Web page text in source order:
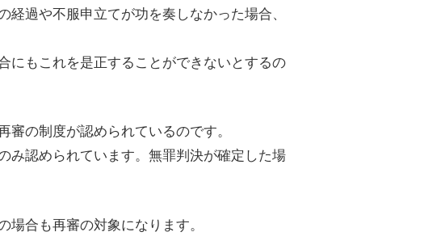
過や不服申立てが功を奏しなかった場合、
にもこれを是正することができないとするの
の制度が認められているのです。
み認められています。無罪判決が確定した場
合も再審の対象になります。